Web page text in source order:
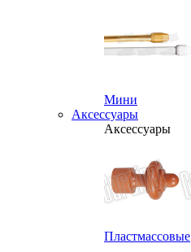
Мини
Аксессуары
Аксессуары
Пластмассовые